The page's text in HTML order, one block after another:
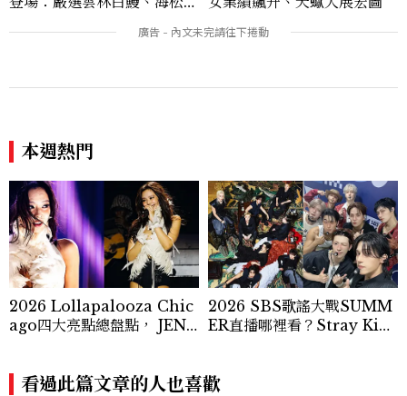
本週熱門
2026 Lollapalooza Chic
ago四大亮點總盤點， JENN
2026 SBS歌謠大戰SUMM
ER直播哪裡看？Stray Kid
看過此篇文章的人也喜歡